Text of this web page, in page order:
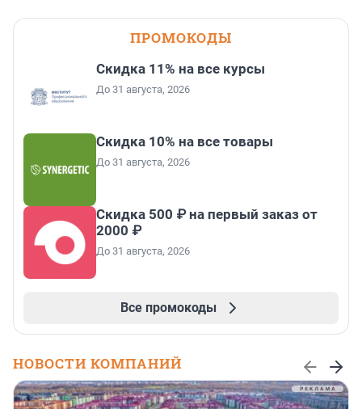
ПРОМОКОДЫ
Скидка 11% на все курсы
До 31 августа, 2026
Скидка 10% на все товары
До 31 августа, 2026
Скидка 500 ₽ на первый заказ от
2000 ₽
До 31 августа, 2026
Все промокоды
НОВОСТИ КОМПАНИЙ